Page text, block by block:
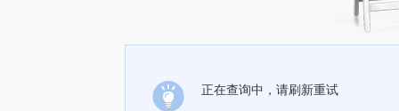
正在查询中，请刷新重试